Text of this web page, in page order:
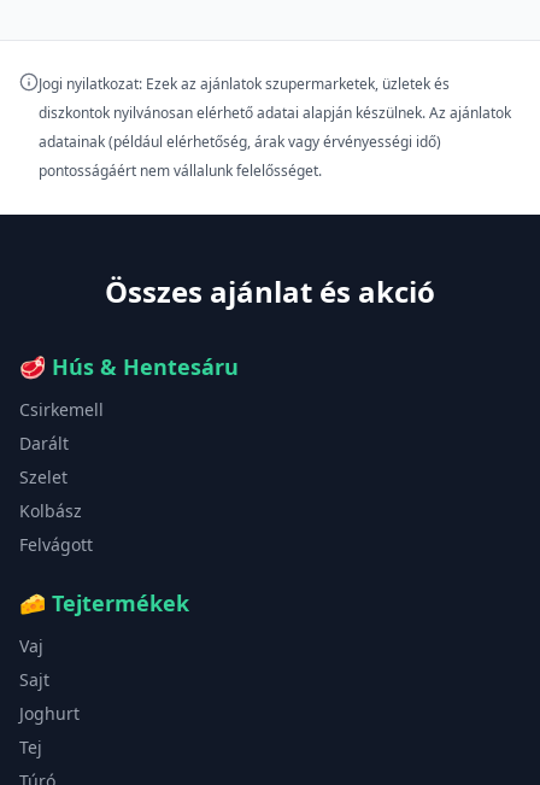
Jogi nyilatkozat: Ezek az ajánlatok szupermarketek, üzletek és
diszkontok nyilvánosan elérhető adatai alapján készülnek. Az ajánlatok
adatainak (például elérhetőség, árak vagy érvényességi idő)
pontosságáért nem vállalunk felelősséget.
Összes ajánlat és akció
🥩 Hús & Hentesáru
Csirkemell
Darált
Szelet
Kolbász
Felvágott
🧀 Tejtermékek
Vaj
Sajt
Joghurt
Tej